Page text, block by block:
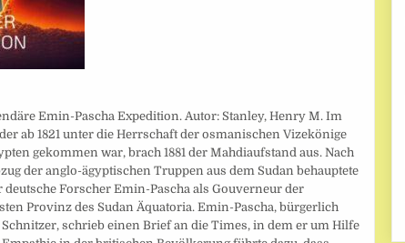
Emin-Pascha Expedition. Autor: Stanley, Henry M. Im
ab 1821 unter die Herrschaft der osmanischen Vizekönige
gekommen war, brach 1881 der Mahdiaufstand aus. Nach
der anglo-ägyptischen Truppen aus dem Sudan behauptete
deutsche Forscher Emin-Pascha als Gouverneur der
Provinz des Sudan Äquatoria. Emin-Pascha, bürgerlich
schrieb einen Brief an die Times, in dem er um Hilfe